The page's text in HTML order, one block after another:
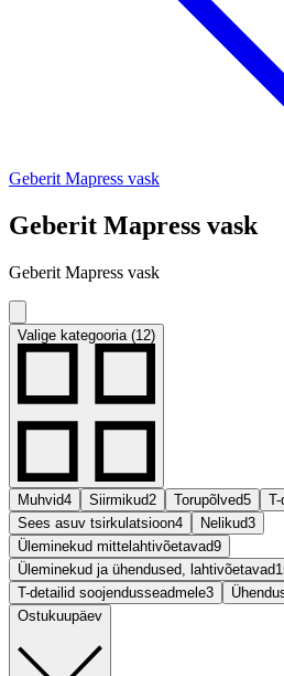
Geberit Mapress vask
Geberit Mapress vask
Geberit Mapress vask
Valige kategooria (12)
Muhvid4 Siirmikud2 Torupõlved5
Sees asuv tsirkulatsioon4 Nelikud3
Üleminekud mittelahtivõetavad9
Üleminekud ja ühendused, lahtivõetavad
T-detailid soojendusseadmele3
Ostukuupäev